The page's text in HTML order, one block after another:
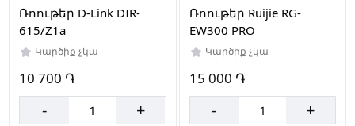
Ռոութեր D-Link DIR-
615/Z1a
Կարծիք չկա
10 700 ֏
- +
Ռոութեր Ruijie RG-
EW300 PRO
Կարծիք չկա
15 000 ֏
- +